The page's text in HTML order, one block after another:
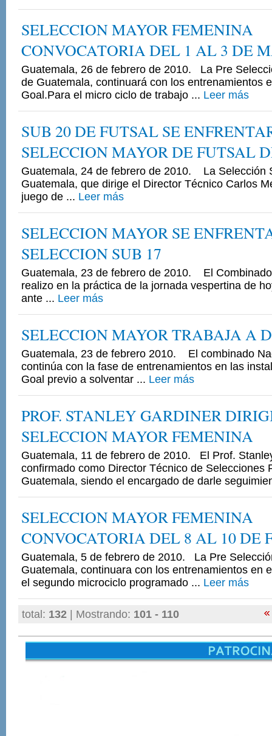
SELECCION MAYOR FEMENINA
CONVOCATORIA DEL 1 AL 3 DE
Guatemala, 26 de febrero de 2010. La Pre
de Guatemala, continuará con los entrenamientos
Goal.Para el micro ciclo de trabajo ... Leer más
SUB 20 DE FUTSAL SE
SELECCION MAYOR DE FUTSAL
Guatemala, 24 de febrero de 2010. La Selección
Guatemala, que dirige el Director Técnico Carlos
juego de ... Leer más
SELECCION MAYOR SE
SELECCION SUB 17
Guatemala, 23 de febrero de 2010. El
realizo en la práctica de la jornada vespertina de
ante ... Leer más
SELECCION MAYOR TRABAJA A
Guatemala, 23 de febrero 2010. El combinado
continúa con la fase de entrenamientos en las
Goal previo a solventar ... Leer más
PROF. STANLEY GARDINER
SELECCION MAYOR FEMENINA
Guatemala, 11 de febrero de 2010. El Prof.
confirmado como Director Técnico de Selecciones
Guatemala, siendo el encargado de darle
SELECCION MAYOR FEMENINA
CONVOCATORIA DEL 8 AL 10 DE
Guatemala, 5 de febrero de 2010. La Pre
Guatemala, continuara con los entrenamientos en
el segundo microciclo programado ... Leer más
total: 132 | Mostrando: 101 - 110